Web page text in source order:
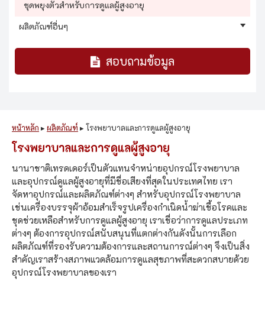
ชุดพยุงตัวสำหรับการดูแลผู้สูงอายุ
ผลิตภัณฑ์อื่นๆ
สอบถามข้อมูล
หน้าหลัก ▸ ผลิตภัณฑ์ ▸ โรงพยาบาลและการดูแลผู้สูงอายุ
โรงพยาบาลและการดูแลผู้สูงอายุ
นานาชาติเทรดเดอร์เป็นตัวแทนจำหน่ายอุปกรณ์โรงพยาบาล
และอุปกรณ์ดูแลผู้สูงอายุที่มีชื่อเสียงที่สุดในประเทศไทย เรา
จัดหาอุปกรณ์และผลิตภัณฑ์ต่างๆ สำหรับอุปกรณ์โรงพยาบาล
เช่นเครื่องบรรจุผ้าอ้อมสำเร็จรูปเครื่องกำเนิดน้ำฆ่าเชื้อโรคและ
ชุดช่วยเหลือสำหรับการดูแลผู้สูงอายุ เราเชื่อว่าการดูแลประเภท
ต่างๆ ต้องการอุปกรณ์สนับสนุนที่แตกต่างกันดังนั้นการเลือก
ผลิตภัณฑ์ที่รองรับความต้องการและสถานการณ์ต่างๆ จึงเป็นสิ่ง
สำคัญเราสร้างสภาพแวดล้อมการดูแลสุขภาพที่สะดวกสบายด้วย
อุปกรณ์โรงพยาบาลของเรา